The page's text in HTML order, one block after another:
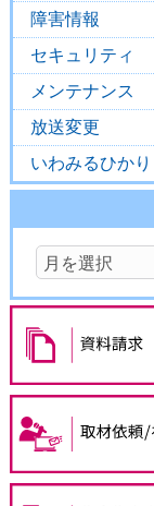
障害情報
セキュリティ
メンテナンス
放送変更
いわみるひかり